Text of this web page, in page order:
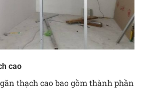
cao
thạch cao bao gồm thành phần